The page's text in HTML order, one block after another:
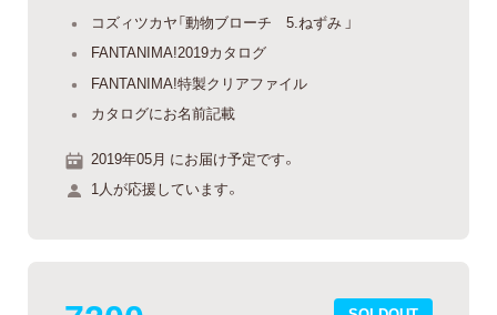
コズィツカヤ「動物ブローチ 5.ねずみ 」
FANTANIMA!2019カタログ
FANTANIMA!特製クリアファイル
カタログにお名前記載
2019年05月 にお届け予定です。
1人が応援しています。